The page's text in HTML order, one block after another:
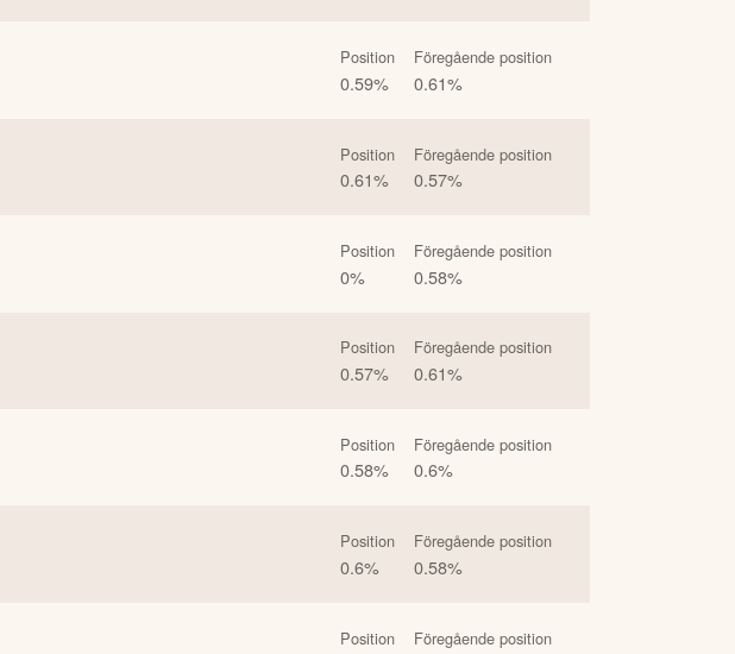
Position
0.59%
Föregående position
0.61%
Position
0.61%
Föregående position
0.57%
Position
0%
Föregående position
0.58%
Position
0.57%
Föregående position
0.61%
Position
0.58%
Föregående position
0.6%
Position
0.6%
Föregående position
0.58%
Position Föregående position